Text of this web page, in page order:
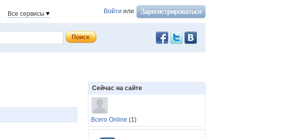
Войти или
Все сервисы
Сейчас на сайте
Всего Online (1)